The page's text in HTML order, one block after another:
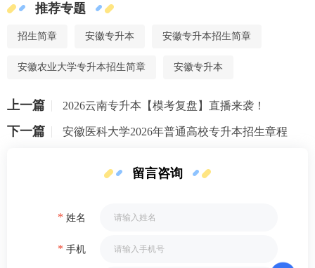
推荐专题
招生简章 安徽专升本 安徽专升本招生简章
安徽农业大学专升本招生简章 安徽专升本
上一篇 2026云南专升本【模考复盘】直播来袭！
下一篇 安徽医科大学2026年普通高校专升本招生章程
留言咨询
* 姓名
* 手机